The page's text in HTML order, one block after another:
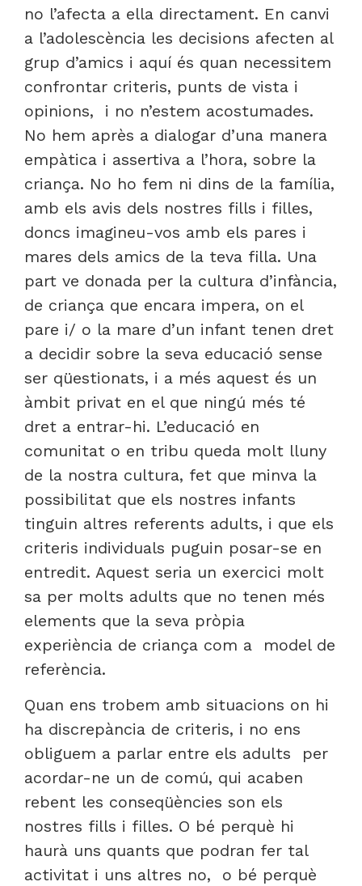
no l’afecta a ella directament. En canvi
a l’adolescència les decisions afecten al
grup d’amics i aquí és quan necessitem
confrontar criteris, punts de vista i
opinions, i no n’estem acostumades.
No hem après a dialogar d’una manera
empàtica i assertiva a l’hora, sobre la
criança. No ho fem ni dins de la família,
amb els avis dels nostres fills i filles,
doncs imagineu-vos amb els pares i
mares dels amics de la teva filla. Una
part ve donada per la cultura d’infància,
de criança que encara impera, on el
pare i/ o la mare d’un infant tenen dret
a decidir sobre la seva educació sense
ser qüestionats, i a més aquest és un
àmbit privat en el que ningú més té
dret a entrar-hi. L’educació en
comunitat o en tribu queda molt lluny
de la nostra cultura, fet que minva la
possibilitat que els nostres infants
tinguin altres referents adults, i que els
criteris individuals puguin posar-se en
entredit. Aquest seria un exercici molt
sa per molts adults que no tenen més
elements que la seva pròpia
experiència de criança com a model de
referència.
Quan ens trobem amb situacions on hi
ha discrepància de criteris, i no ens
obliguem a parlar entre els adults per
acordar-ne un de comú, qui acaben
rebent les conseqüències son els
nostres fills i filles. O bé perquè hi
haurà uns quants que podran fer tal
activitat i uns altres no, o bé perquè